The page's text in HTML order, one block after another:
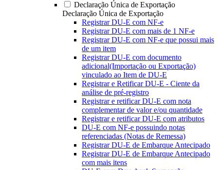
Declaração Única de Exportação
Declaração Única de Exportação
Registrar DU-E com NF-e
Registrar DU-E com mais de 1 NF-e
Registrar DU-E com NF-e que possui mais
de um item
Registrar DU-E com documento
adicional(Importação ou Exportação)
vinculado ao Item de DU-E
Registrar e Retificar DU-E - Ciente da
análise de pré-registro
Registrar e retificar DU-E com nota
complementar de valor e/ou quantidade
Registrar e retificar DU-E com atributos
DU-E com NF-e possuindo notas
referenciadas (Notas de Remessa)
Registrar DU-E de Embarque Antecipado
Registrar DU-E de Embarque Antecipado
com mais itens